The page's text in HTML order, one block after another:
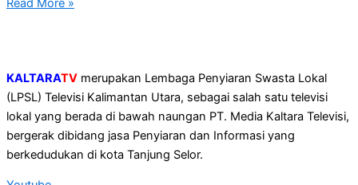
Read More »
KALTARATV merupakan Lembaga Penyiaran Swasta Lokal
(LPSL) Televisi Kalimantan Utara, sebagai salah satu televisi
lokal yang berada di bawah naungan PT. Media Kaltara Televisi,
bergerak dibidang jasa Penyiaran dan Informasi yang
berkedudukan di kota Tanjung Selor.